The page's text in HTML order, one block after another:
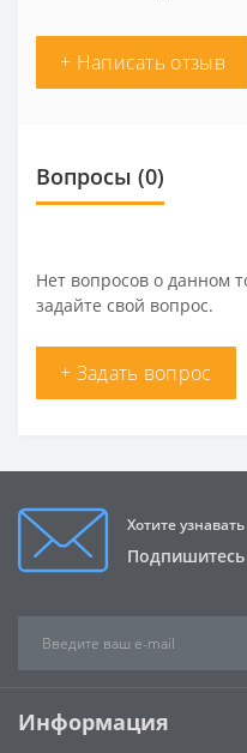
+ Написать отзыв
Вопросы (0)
Нет вопросов о данном
задайте свой вопрос.
+ Задать вопрос
Хотите
Информация